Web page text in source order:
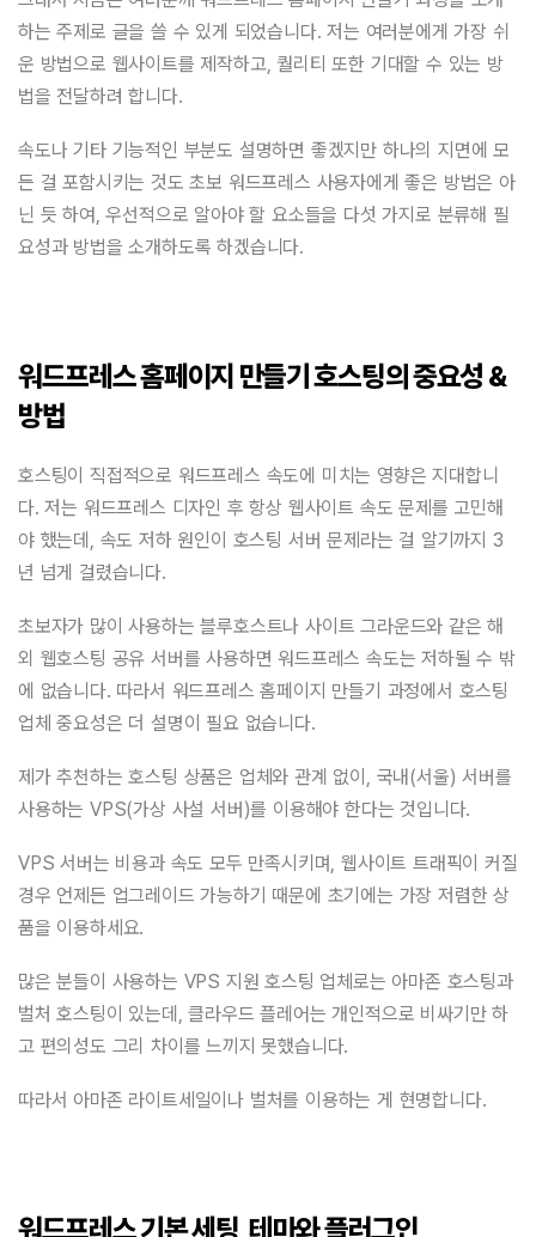
하는 주제로 글을 쓸 수 있게 되었습니다. 저는 여러분에게 가장 쉬
운 방법으로 웹사이트를 제작하고, 퀄리티 또한 기대할 수 있는 방
법을 전달하려 합니다.
속도나 기타 기능적인 부분도 설명하면 좋겠지만 하나의 지면에 모
든 걸 포함시키는 것도 초보 워드프레스 사용자에게 좋은 방법은 아
닌 듯 하여, 우선적으로 알아야 할 요소들을 다섯 가지로 분류해 필
요성과 방법을 소개하도록 하겠습니다.
워드프레스 홈페이지 만들기 호스팅의 중요성 &
방법
호스팅이 직접적으로 워드프레스 속도에 미치는 영향은 지대합니
다. 저는 워드프레스 디자인 후 항상 웹사이트 속도 문제를 고민해
야 했는데, 속도 저하 원인이 호스팅 서버 문제라는 걸 알기까지 3
년 넘게 걸렸습니다.
초보자가 많이 사용하는 블루호스트나 사이트 그라운드와 같은 해
외 웹호스팅 공유 서버를 사용하면 워드프레스 속도는 저하될 수 밖
에 없습니다. 따라서 워드프레스 홈페이지 만들기 과정에서 호스팅
업체 중요성은 더 설명이 필요 없습니다.
제가 추천하는 호스팅 상품은 업체와 관계 없이, 국내(서울) 서버를
사용하는 VPS(가상 사설 서버)를 이용해야 한다는 것입니다.
VPS 서버는 비용과 속도 모두 만족시키며, 웹사이트 트래픽이 커질
경우 언제든 업그레이드 가능하기 때문에 초기에는 가장 저렴한 상
품을 이용하세요.
많은 분들이 사용하는 VPS 지원 호스팅 업체로는 아마존 호스팅과
벌처 호스팅이 있는데, 클라우드 플레어는 개인적으로 비싸기만 하
고 편의성도 그리 차이를 느끼지 못했습니다.
따라서 아마존 라이트세일이나 벌처를 이용하는 게 현명합니다.
워드프레스 기본 세팅, 테마와 플러그인